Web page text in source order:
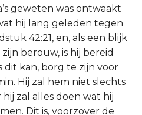
geweten was ontwaakt
hij lang geleden tegen
42:21, en, als een blijk
berouw, is hij bereid
dit kan, borg te zijn voor
Hij zal hem niet slechts
zal alles doen wat hij
Dit is, voorzover de